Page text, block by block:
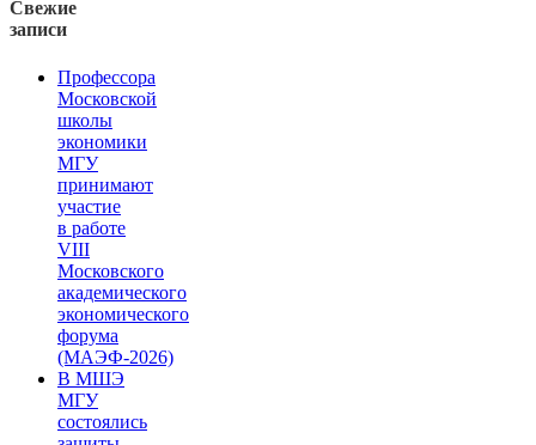
Свежие
записи
Профессора
Московской
школы
экономики
МГУ
принимают
участие
в работе
VIII
Московского
академического
экономического
форума
(МАЭФ-2026)
В МШЭ
МГУ
состоялись